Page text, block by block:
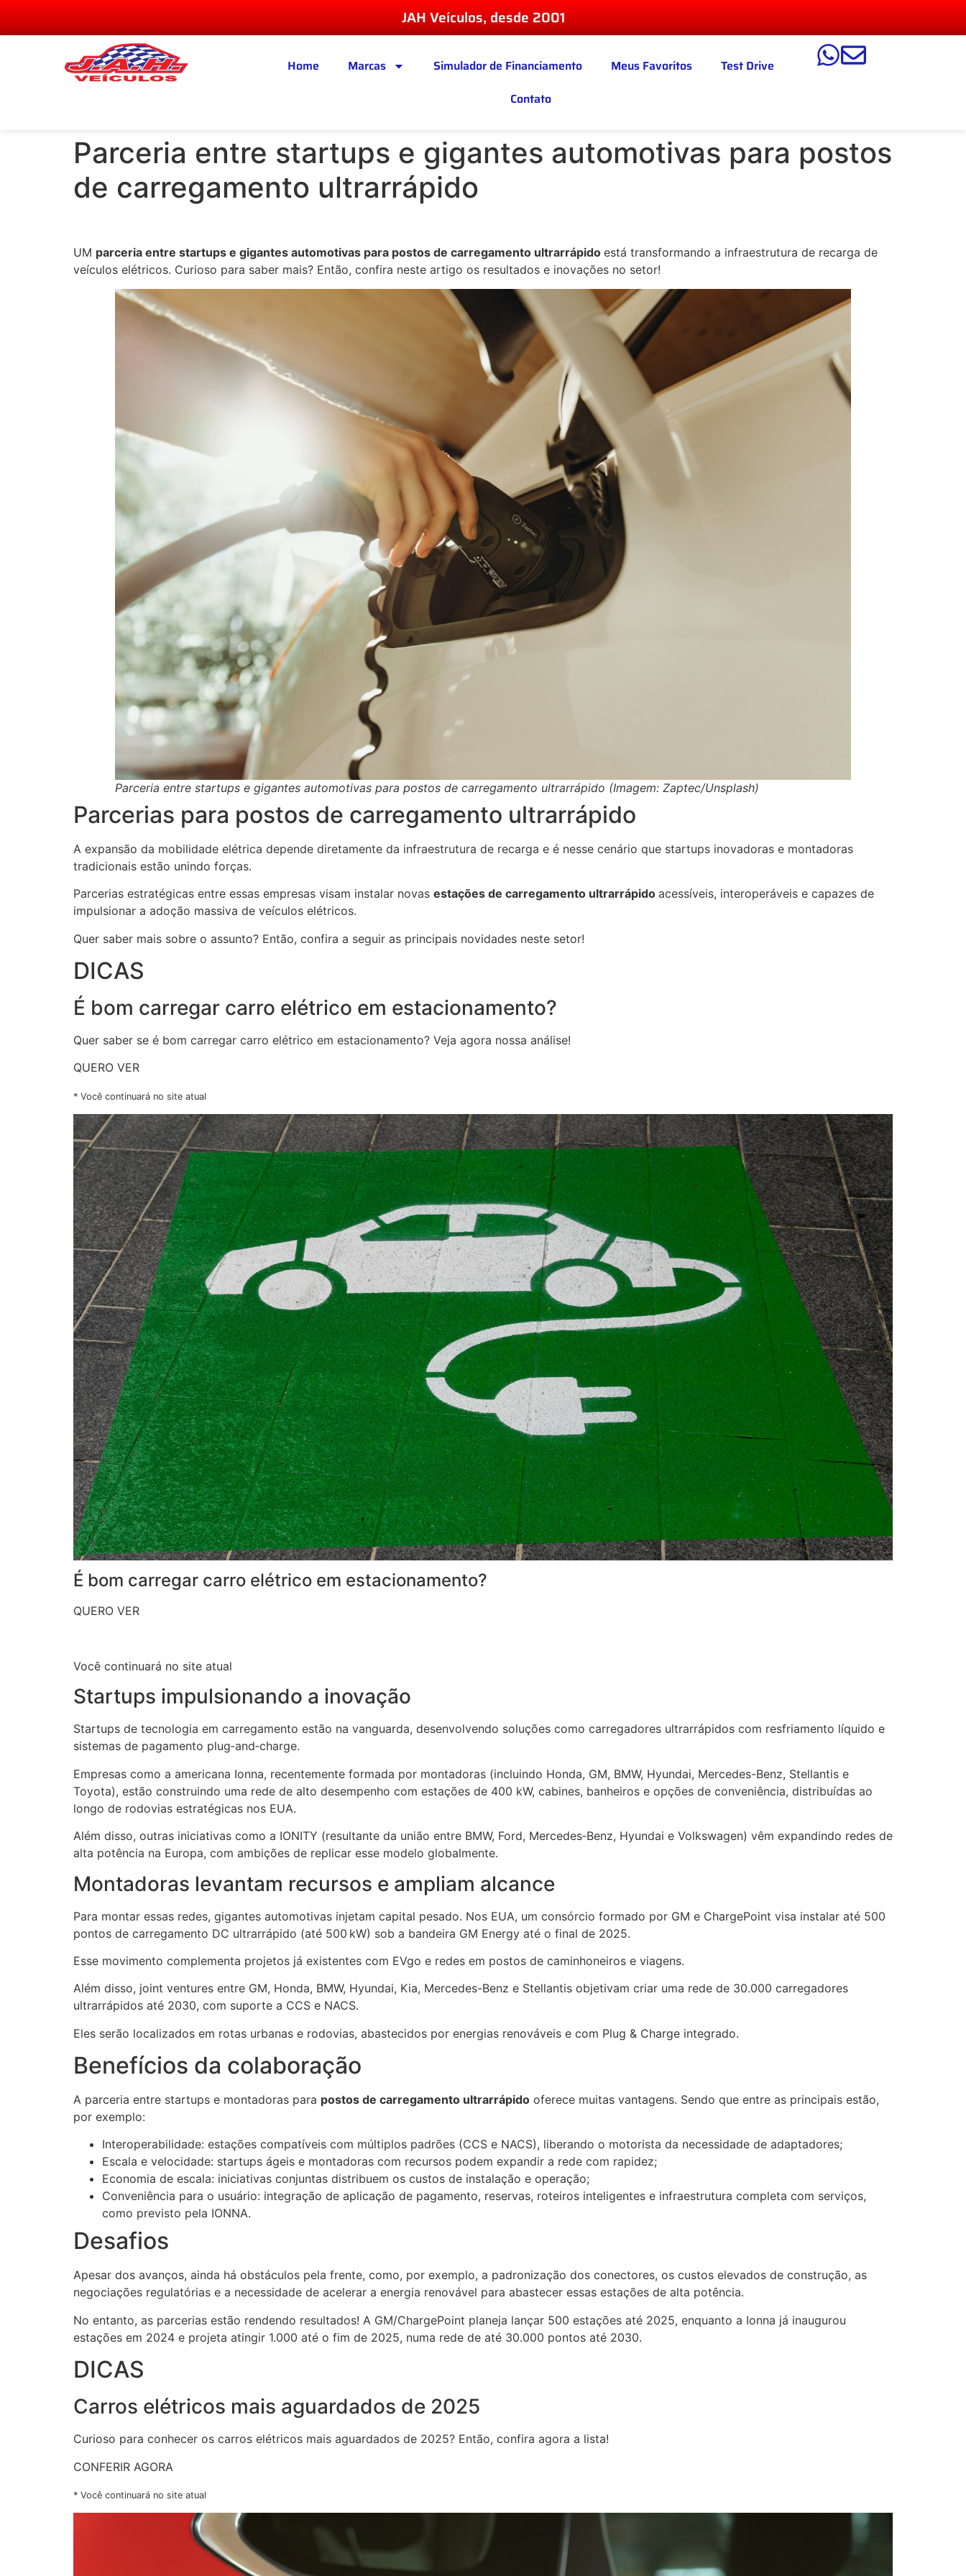
JAH Veículos, desde 2001
Home Marcas Simulador de Financiamento Meus Favoritos
Test Drive
Contato
Parceria entre startups e gigantes automotivas para postos
de carregamento ultrarrápido
UM parceria entre startups e gigantes automotivas para postos de carregamento ultrarrápido está transformando a infraestrutura de recarga de
veículos elétricos. Curioso para saber mais? Então, confira neste artigo os resultados e inovações no setor!
Parceria entre startups e gigantes automotivas para postos de carregamento ultrarrápido (Imagem: Zaptec/Unsplash)
Parcerias para postos de carregamento ultrarrápido
A expansão da mobilidade elétrica depende diretamente da infraestrutura de recarga e é nesse cenário que startups inovadoras e montadoras
tradicionais estão unindo forças.
Parcerias estratégicas entre essas empresas visam instalar novas estações de carregamento ultrarrápido acessíveis, interoperáveis e capazes de
impulsionar a adoção massiva de veículos elétricos.
Quer saber mais sobre o assunto? Então, confira a seguir as principais novidades neste setor!
DICAS
É bom carregar carro elétrico em estacionamento?
Quer saber se é bom carregar carro elétrico em estacionamento? Veja agora nossa análise!
QUERO VER
* Você continuará no site atual
É bom carregar carro elétrico em estacionamento?
QUERO VER
Você continuará no site atual
Startups impulsionando a inovação
Startups de tecnologia em carregamento estão na vanguarda, desenvolvendo soluções como carregadores ultrarrápidos com resfriamento líquido e
sistemas de pagamento plug‑and‑charge.
Empresas como a americana Ionna, recentemente formada por montadoras (incluindo Honda, GM, BMW, Hyundai, Mercedes-Benz, Stellantis e
Toyota), estão construindo uma rede de alto desempenho com estações de 400 kW, cabines, banheiros e opções de conveniência, distribuídas ao
longo de rodovias estratégicas nos EUA.
Além disso, outras iniciativas como a IONITY (resultante da união entre BMW, Ford, Mercedes‑Benz, Hyundai e Volkswagen) vêm expandindo redes de
alta potência na Europa, com ambições de replicar esse modelo globalmente.
Montadoras levantam recursos e ampliam alcance
Para montar essas redes, gigantes automotivas injetam capital pesado. Nos EUA, um consórcio formado por GM e ChargePoint visa instalar até 500
pontos de carregamento DC ultrarrápido (até 500 kW) sob a bandeira GM Energy até o final de 2025.
Esse movimento complementa projetos já existentes com EVgo e redes em postos de caminhoneiros e viagens.
Além disso, joint ventures entre GM, Honda, BMW, Hyundai, Kia, Mercedes-Benz e Stellantis objetivam criar uma rede de 30.000 carregadores
ultrarrápidos até 2030, com suporte a CCS e NACS.
Eles serão localizados em rotas urbanas e rodovias, abastecidos por energias renováveis e com Plug & Charge integrado.
Benefícios da colaboração
A parceria entre startups e montadoras para postos de carregamento ultrarrápido oferece muitas vantagens. Sendo que entre as principais estão,
por exemplo:
Interoperabilidade: estações compatíveis com múltiplos padrões (CCS e NACS), liberando o motorista da necessidade de adaptadores;
Escala e velocidade: startups ágeis e montadoras com recursos podem expandir a rede com rapidez;
Economia de escala: iniciativas conjuntas distribuem os custos de instalação e operação;
Conveniência para o usuário: integração de aplicação de pagamento, reservas, roteiros inteligentes e infraestrutura completa com serviços,
como previsto pela IONNA.
Desafios
Apesar dos avanços, ainda há obstáculos pela frente, como, por exemplo, a padronização dos conectores, os custos elevados de construção, as
negociações regulatórias e a necessidade de acelerar a energia renovável para abastecer essas estações de alta potência.
No entanto, as parcerias estão rendendo resultados! A GM/ChargePoint planeja lançar 500 estações até 2025, enquanto a Ionna já inaugurou
estações em 2024 e projeta atingir 1.000 até o fim de 2025, numa rede de até 30.000 pontos até 2030.
DICAS
Carros elétricos mais aguardados de 2025
Curioso para conhecer os carros elétricos mais aguardados de 2025? Então, confira agora a lista!
CONFERIR AGORA
* Você continuará no site atual